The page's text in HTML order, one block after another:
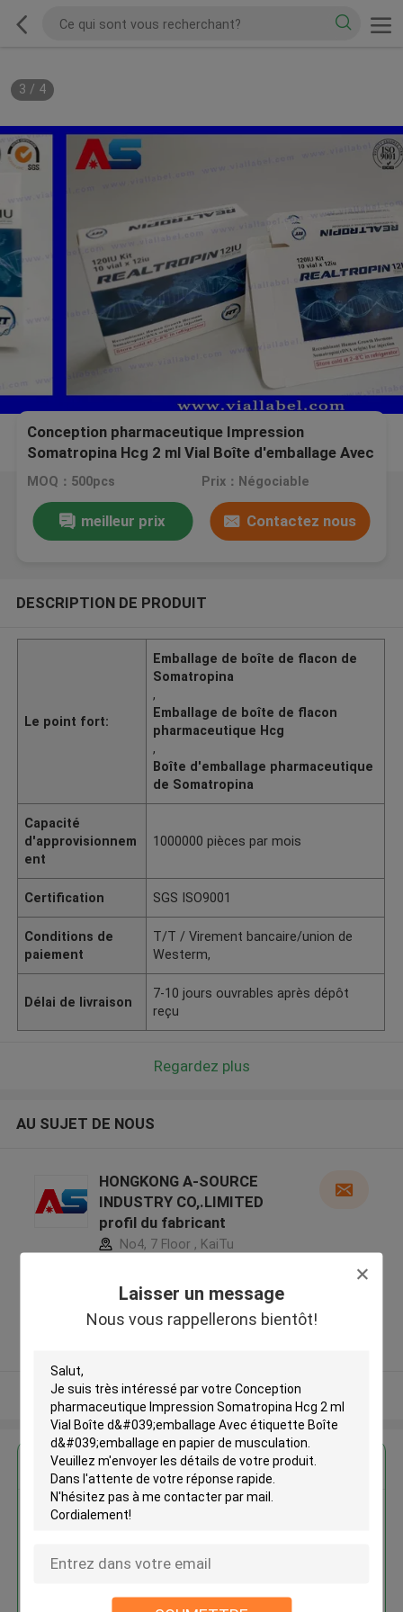
Laisser un message
Nous vous rappellerons bientôt!
3 / 4
Conception pharmaceutique Impression
Somatropina Hcg 2 ml Vial Boîte d'emballage Avec
étiquette Boîte d'emballage en papier de
musculation
MOQ：500pcs Prix：Négociable
meilleur prix Contactez nous
DESCRIPTION DE PRODUIT
Le point fort:
Emballage de boîte de flacon de
Somatropina
,
Emballage de boîte de flacon
pharmaceutique Hcg
,
Boîte d'emballage pharmaceutique
de Somatropina
Capacité
d'approvisionnem
ent
1000000 pièces par mois
Certification SGS ISO9001
Conditions de
paiement
T/T / Virement bancaire/union de
Westerm,
Délai de livraison
7-10 jours ouvrables après dépôt
reçu
Regardez plus
AU SUJET DE NOUS
HONGKONG A-SOURCE
INDUSTRY CO,.LIMITED
profil du fabricant
No4, 7 Floor , KaiTu
,Wang Jiao , Jiulong district
5.0
Regardez plus
ml Vial Boîte d'emballage Avec
papier de musculation